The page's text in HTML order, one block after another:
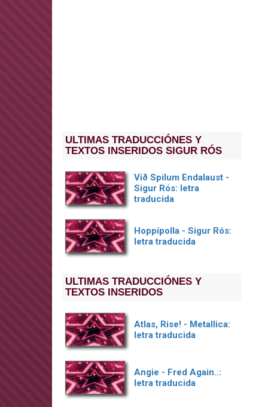
ULTIMAS TRADUCCIÓNES Y
TEXTOS INSERIDOS SIGUR RÓS
Við Spilum Endalaust -
Sigur Rós: letra
traducida
Hoppípolla - Sigur Rós:
letra traducida
ULTIMAS TRADUCCIÓNES Y
TEXTOS INSERIDOS
Atlas, Rise! - Metallica:
letra traducida
Angie - Fred Again..:
letra traducida